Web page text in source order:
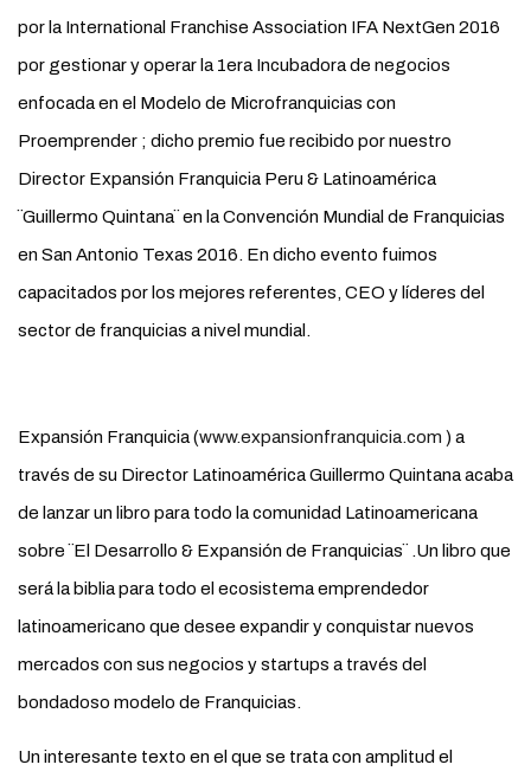
por la International Franchise Association IFA NextGen 2016
por gestionar y operar la 1era Incubadora de negocios
enfocada en el Modelo de Microfranquicias con
Proemprender ; dicho premio fue recibido por nuestro
Director Expansión Franquicia Peru & Latinoamérica
¨Guillermo Quintana¨ en la Convención Mundial de Franquicias
en San Antonio Texas 2016. En dicho evento fuimos
capacitados por los mejores referentes, CEO y líderes del
sector de franquicias a nivel mundial.
Expansión Franquicia (www.expansionfranquicia.com ) a
través de su Director Latinoamérica Guillermo Quintana acaba
de lanzar un libro para todo la comunidad Latinoamericana
sobre ¨El Desarrollo & Expansión de Franquicias¨ .Un libro que
será la biblia para todo el ecosistema emprendedor
latinoamericano que desee expandir y conquistar nuevos
mercados con sus negocios y startups a través del
bondadoso modelo de Franquicias.
Un interesante texto en el que se trata con amplitud el